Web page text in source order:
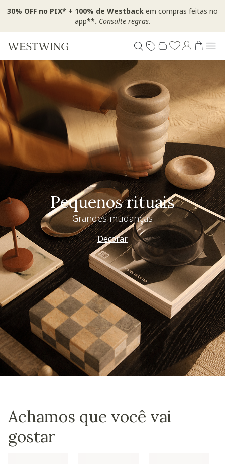
30% OFF no PIX* + 100% de Westback em compras feitas no
app**. Consulte regras.
Pequenos rituais
Grandes mudanças
Decorar
Achamos que você vai
gostar